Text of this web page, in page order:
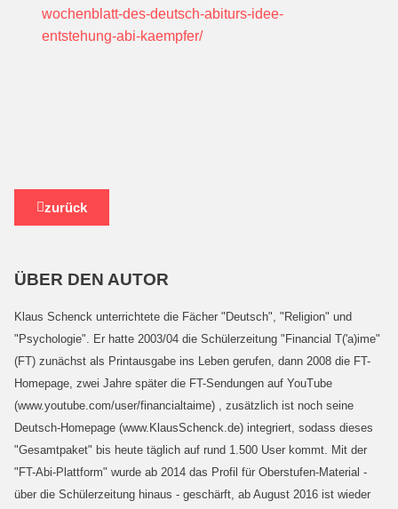
wochenblatt-des-deutsch-abiturs-idee-
entstehung-abi-kaempfer/
zurück
ÜBER DEN AUTOR
Klaus Schenck unterrichtete die Fächer "Deutsch", "Religion" und
"Psychologie". Er hatte 2003/04 die Schülerzeitung "Financial T('a)ime"
(FT) zunächst als Printausgabe ins Leben gerufen, dann 2008 die FT-
Homepage, zwei Jahre später die FT-Sendungen auf YouTube
(www.youtube.com/user/financialtaime) , zusätzlich ist noch seine
Deutsch-Homepage (www.KlausSchenck.de) integriert, sodass dieses
"Gesamtpaket" bis heute täglich auf rund 1.500 User kommt. Mit der
"FT-Abi-Plattform" wurde ab 2014 das Profil für Oberstufen-Material -
über die Schülerzeitung hinaus - geschärft, ab August 2016 ist wieder